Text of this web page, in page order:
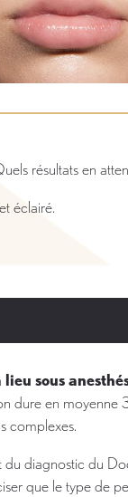
résultats en
éclairé.
sous
dure en moyenne
complexes.
diagnostic du
que le type de